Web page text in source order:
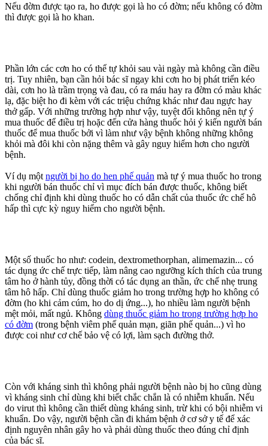
Nếu đờm được tạo ra, ho được gọi là ho có đờm; nếu không có đờm
thì được gọi là ho khan.
Phần lớn các cơn ho có thể tự khỏi sau vài ngày mà không cần điều
trị. Tuy nhiên, bạn cần hỏi bác sĩ ngay khi cơn ho bị phát triển kéo
dài, cơn ho là trầm trọng và đau, có ra máu hay ra đờm có màu khác
lạ, đặc biệt ho đi kèm với các triệu chứng khác như đau ngực hay
thở gấp. Với những trường hợp như vậy, tuyệt đối không nên tự ý
mua thuốc để điều trị hoặc đến cửa hàng thuốc hỏi ý kiến người bán
thuốc để mua thuốc bởi vì làm như vậy bệnh không những không
khỏi mà đôi khi còn nặng thêm và gây nguy hiểm hơn cho người
bệnh.
Ví dụ một người bị ho do hen phế quản mà tự ý mua thuốc ho trong
khi người bán thuốc chỉ vì mục đích bán được thuốc, không biết
chống chỉ định khi dùng thuốc ho có dẫn chất của thuốc ức chế hô
hấp thì cực kỳ nguy hiểm cho người bệnh.
Một số thuốc ho như: codein, dextromethorphan, alimemazin... có
tác dụng ức chế trực tiếp, làm nâng cao ngưỡng kích thích của trung
tâm ho ở hành tủy, đồng thời có tác dụng an thần, ức chế nhẹ trung
tâm hô hấp. Chỉ dùng thuốc giảm ho trong trường hợp ho không có
đờm (ho khi cảm cúm, ho do dị ứng...), ho nhiều làm người bệnh
mệt mỏi, mất ngủ. Không dùng thuốc giảm ho trong trường hợp ho
có đờm (trong bệnh viêm phế quản mạn, giãn phế quản...) vì ho
được coi như cơ chế bảo vệ có lợi, làm sạch đường thở.
Còn với kháng sinh thì không phải người bệnh nào bị ho cũng dùng
vì kháng sinh chỉ dùng khi biết chắc chắn là có nhiễm khuẩn. Nếu
do virut thì không cần thiết dùng kháng sinh, trừ khi có bội nhiễm vi
khuẩn. Do vậy, người bệnh cần đi khám bệnh ở cơ sở y tế để xác
định nguyên nhân gây ho và phải dùng thuốc theo đúng chỉ định
của bác sĩ.